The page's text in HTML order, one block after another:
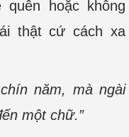
hoặc không
thật cứ cách xa
năm, mà ngài
một chữ.”